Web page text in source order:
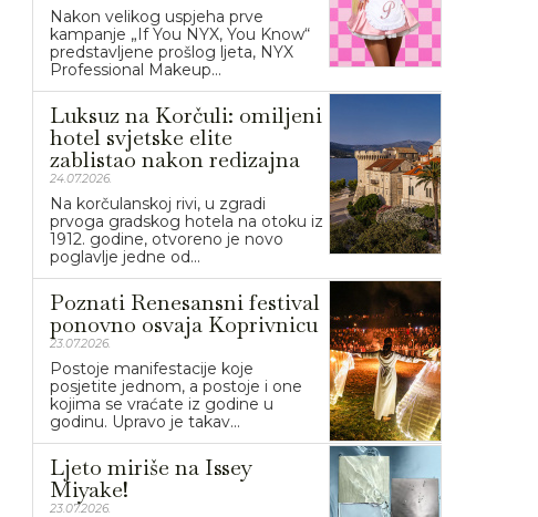
Nakon velikog uspjeha prve
kampanje „If You NYX, You Know“
predstavljene prošlog ljeta, NYX
Professional Makeup...
Luksuz na Korčuli: omiljeni
hotel svjetske elite
zablistao nakon redizajna
24.07.2026.
Na korčulanskoj rivi, u zgradi
prvoga gradskog hotela na otoku iz
1912. godine, otvoreno je novo
poglavlje jedne od...
Poznati Renesansni festival
ponovno osvaja Koprivnicu
23.07.2026.
Postoje manifestacije koje
posjetite jednom, a postoje i one
kojima se vraćate iz godine u
godinu. Upravo je takav...
Ljeto miriše na Issey
Miyake!
23.07.2026.